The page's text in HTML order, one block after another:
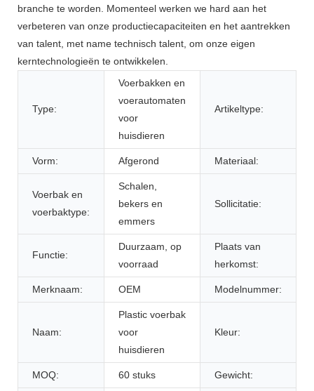
branche te worden. Momenteel werken we hard aan het
verbeteren van onze productiecapaciteiten en het aantrekken
van talent, met name technisch talent, om onze eigen
kerntechnologieën te ontwikkelen.
Type:
Voerbakken en
voerautomaten
voor
huisdieren
Artikeltype:
Vorm: Afgerond Materiaal:
Voerbak en
voerbaktype:
Schalen,
bekers en
emmers
Sollicitatie:
Functie:
Duurzaam, op
voorraad
Plaats van
herkomst:
Merknaam: OEM Modelnummer:
Naam:
Plastic voerbak
voor
huisdieren
Kleur:
MOQ: 60 stuks Gewicht: